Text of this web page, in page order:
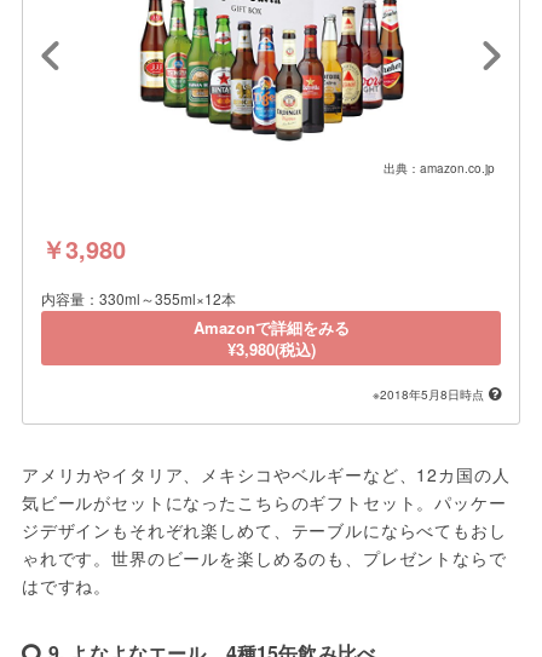
出典：amazon.co.jp
￥3,980
内容量：330ml～355ml×12本
Amazonで詳細をみる
¥3,980(税込)
※2018年5月8日時点
アメリカやイタリア、メキシコやベルギーなど、12カ国の人
気ビールがセットになったこちらのギフトセット。パッケー
ジデザインもそれぞれ楽しめて、テーブルにならべてもおし
ゃれです。世界のビールを楽しめるのも、プレゼントならで
はですね。